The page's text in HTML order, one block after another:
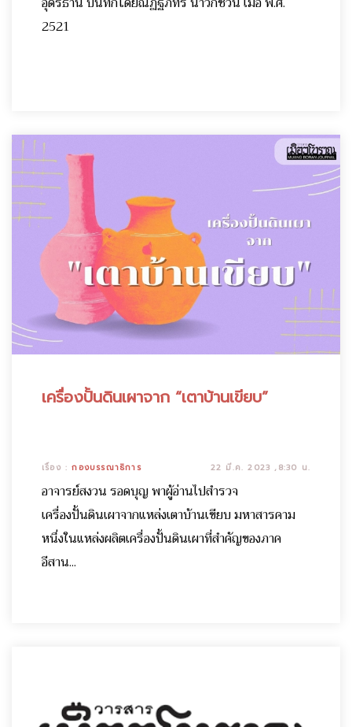
2521
เครื่องปั้นดินเผาจาก “เตาบ้านเขียบ”
เรื่อง :กองบรรณาธิการ 22 มี.ค. 2023 ,8:30 น.
อาจารย์สงวน รอดบุญ พาผู้อ่านไปสำรวจ
เครื่องปั้นดินเผาจากแหล่งเตาบ้านเขียบ มหาสารคาม
หนึ่งในแหล่งผลิตเครื่องปั้นดินเผาที่สำคัญของภาค
อีสาน...